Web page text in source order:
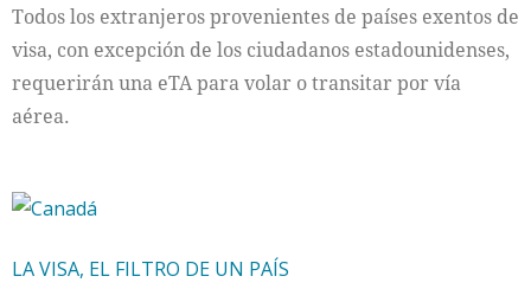
Todos los extranjeros provenientes de países exentos de
visa, con excepción de los ciudadanos estadounidenses,
requerirán una eTA para volar o transitar por vía
aérea.
LA VISA, EL FILTRO DE UN PAÍS